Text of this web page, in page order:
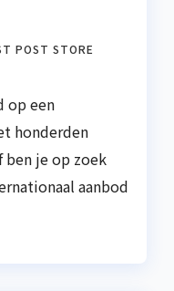
POST STORE
op een
honderden
ben je op zoek
aanbod